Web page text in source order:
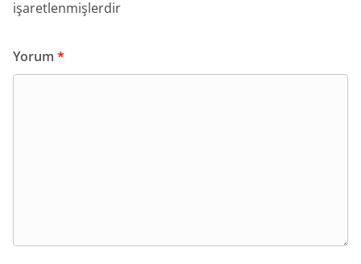
işaretlenmişlerdir
Yorum *